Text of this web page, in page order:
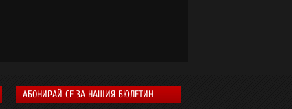
АБОНИРАЙ СЕ ЗА НАШИЯ БЮЛЕТИН